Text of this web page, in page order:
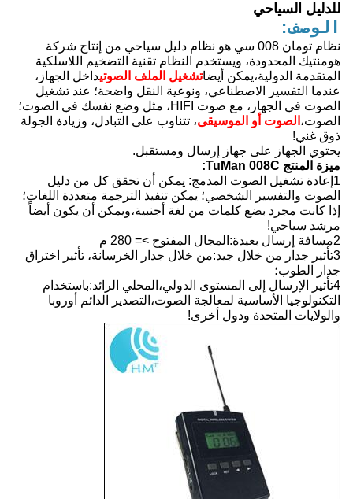
للدليل السياحي
الوصف:
نظام تومان 008 سي هو نظام دليل سياحي من إنتاج شركة
هومنتيك المحدودة، ويستخدم النظام تقنية التضخيم اللاسلكية
المتقدمة الدولية،يمكن أيضاتشغيل الملف الصوتيداخل الجهاز،
عندما التفسير الاصطناعي، ونوعية النقل واضحة؛ عند تشغيل
الصوت في الجهاز، مع صوت HIFI، مثل وضع نفسك في الصوت؛
الصوت،الصوت أو الموسيقى، تتناوب على التبادل، وزيادة الجولة
ذوق غني!
يحتوي الجهاز على جهاز إرسال ومستقبل.
ميزة المنتج TuMan 008C:
1إعادة تشغيل الصوت المدمج: يمكن أن تحقق كل من دليل
الصوت والتفسير الشخصي؛ يمكن تنفيذ الترجمة متعددة اللغات؛
إذا كانت مجرد بضع كلمات من لغة أجنبية،ويمكن أن يكون أيضاً
مرشد سياحي!
2مسافة إرسال بعيدة:المجال المفتوح >= 280 م
3تأثير جدار من خلال جيد:من خلال جدار الخرسانة، تأثير اختراق
جدار الطوب؛
4تأثير الإرسال إلى المستوى الدولي،المحلي الرائد:باستخدام
التكنولوجيا الأساسية لمعالجة الصوت،التصدير الدائم أوروبا
والولايات المتحدة ودول أخرى!